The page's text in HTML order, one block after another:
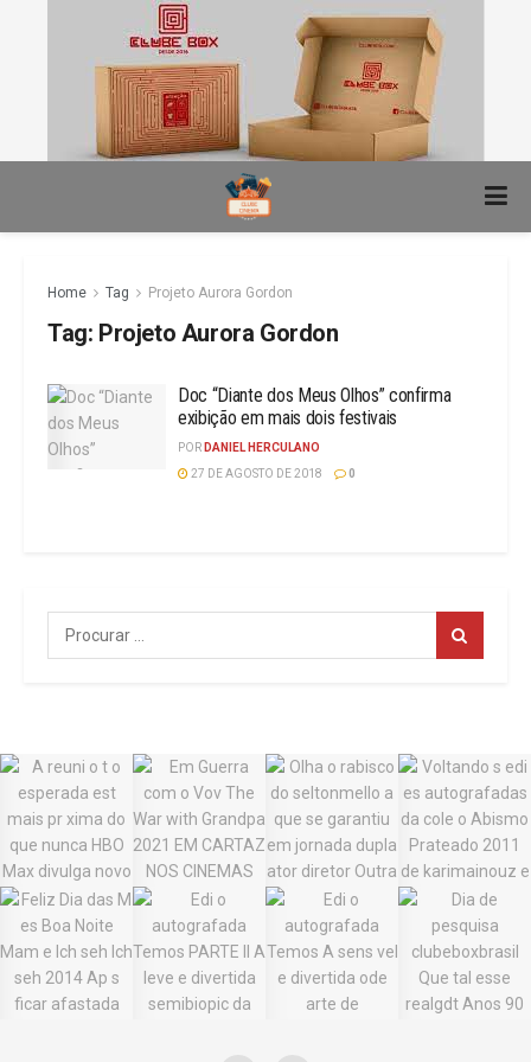
Home Tag Projeto Aurora Gordon
Tag: Projeto Aurora Gordon
Doc “Diante dos Meus Olhos” confirma
exibição em mais dois festivais
POR DANIEL HERCULANO
27 DE AGOSTO DE 2018
0